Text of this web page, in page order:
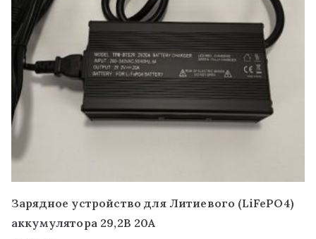
Зарядное устройство для Литиевого (LiFePO4)
аккумулятора 29,2В 20A